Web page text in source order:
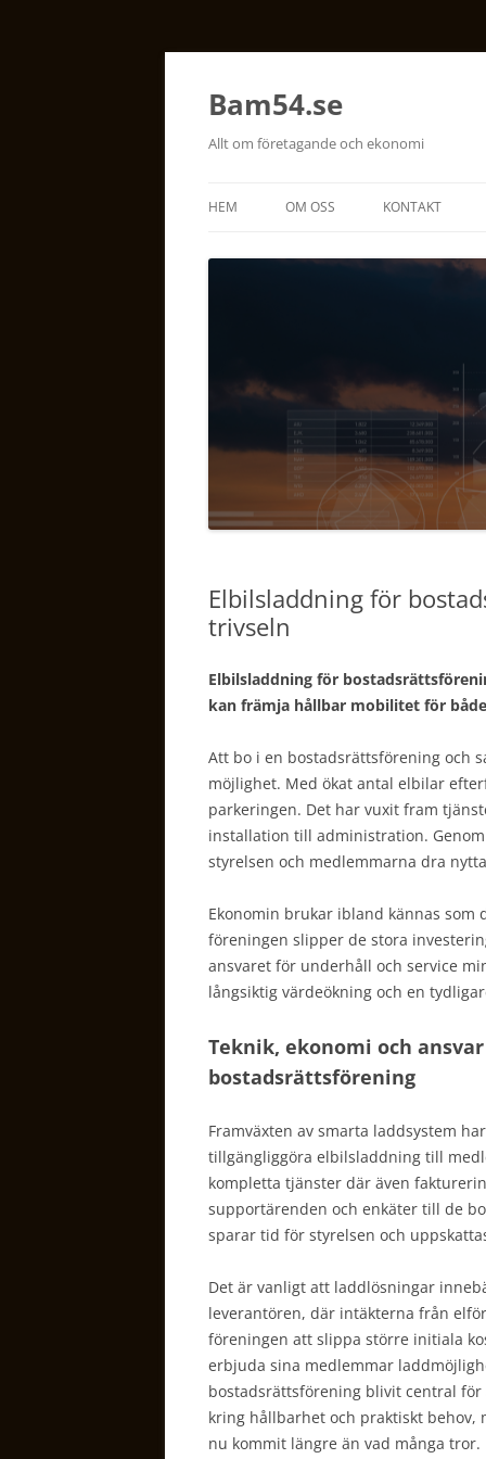
Bam54.se
Allt om företagande och ekonomi
HEM OM OSS KONTAKT
Elbilsladdning för
trivseln
Elbilsladdning för
kan främja hållbar mobilitet för
Att bo i en bostadsrättsförening och
möjlighet. Med ökat antal elbilar
parkeringen. Det har vuxit fram
installation till administration.
styrelsen och medlemmarna dra
Ekonomin brukar ibland kännas
föreningen slipper de stora
ansvaret för underhåll och service
långsiktig värdeökning och en
Teknik, ekonomi och
bostadsrättsförening
Framväxten av smarta laddsystem
tillgängliggöra elbilsladdning till
kompletta tjänster där även
supportärenden och enkäter till de
sparar tid för styrelsen och
Det är vanligt att laddlösningar
leverantören, där intäkterna från
föreningen att slippa större initiala
erbjuda sina medlemmar
bostadsrättsförening blivit central
kring hållbarhet och praktiskt behov,
nu kommit längre än vad många tror.